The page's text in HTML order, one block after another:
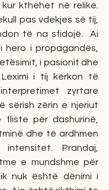
kthehet në relike.
pas vdekjes së tij,
të na sfidojë.  Ai
hero i propagandës,
i pasionit dhe
Leximi i tij kërkon të
zyrtare
sërish zërin e njeriut
për dashurinë,
dhe të ardhmen
Prandaj,
e mundshme për
nuk është dënimi i